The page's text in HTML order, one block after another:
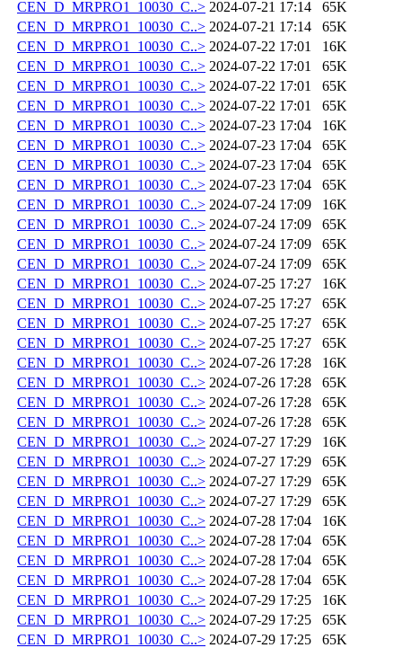
CEN_D_MRPRO1_10030_C..> 2024-07-21 17:14
65K
CEN_D_MRPRO1_10030_C..> 2024-07-21 17:14
65K
CEN_D_MRPRO1_10030_C..> 2024-07-22 17:01
16K
CEN_D_MRPRO1_10030_C..> 2024-07-22 17:01
65K
CEN_D_MRPRO1_10030_C..> 2024-07-22 17:01
65K
CEN_D_MRPRO1_10030_C..> 2024-07-22 17:01
65K
CEN_D_MRPRO1_10030_C..> 2024-07-23 17:04
16K
CEN_D_MRPRO1_10030_C..> 2024-07-23 17:04
65K
CEN_D_MRPRO1_10030_C..> 2024-07-23 17:04
65K
CEN_D_MRPRO1_10030_C..> 2024-07-23 17:04
65K
CEN_D_MRPRO1_10030_C..> 2024-07-24 17:09
16K
CEN_D_MRPRO1_10030_C..> 2024-07-24 17:09
65K
CEN_D_MRPRO1_10030_C..> 2024-07-24 17:09
65K
CEN_D_MRPRO1_10030_C..> 2024-07-24 17:09
65K
CEN_D_MRPRO1_10030_C..> 2024-07-25 17:27
16K
CEN_D_MRPRO1_10030_C..> 2024-07-25 17:27
65K
CEN_D_MRPRO1_10030_C..> 2024-07-25 17:27
65K
CEN_D_MRPRO1_10030_C..> 2024-07-25 17:27
65K
CEN_D_MRPRO1_10030_C..> 2024-07-26 17:28
16K
CEN_D_MRPRO1_10030_C..> 2024-07-26 17:28
65K
CEN_D_MRPRO1_10030_C..> 2024-07-26 17:28
65K
CEN_D_MRPRO1_10030_C..> 2024-07-26 17:28
65K
CEN_D_MRPRO1_10030_C..> 2024-07-27 17:29
16K
CEN_D_MRPRO1_10030_C..> 2024-07-27 17:29
65K
CEN_D_MRPRO1_10030_C..> 2024-07-27 17:29
65K
CEN_D_MRPRO1_10030_C..> 2024-07-27 17:29
65K
CEN_D_MRPRO1_10030_C..> 2024-07-28 17:04
16K
CEN_D_MRPRO1_10030_C..> 2024-07-28 17:04
65K
CEN_D_MRPRO1_10030_C..> 2024-07-28 17:04
65K
CEN_D_MRPRO1_10030_C..> 2024-07-28 17:04
65K
CEN_D_MRPRO1_10030_C..> 2024-07-29 17:25
16K
CEN_D_MRPRO1_10030_C..> 2024-07-29 17:25
65K
CEN_D_MRPRO1_10030_C..> 2024-07-29 17:25
65K